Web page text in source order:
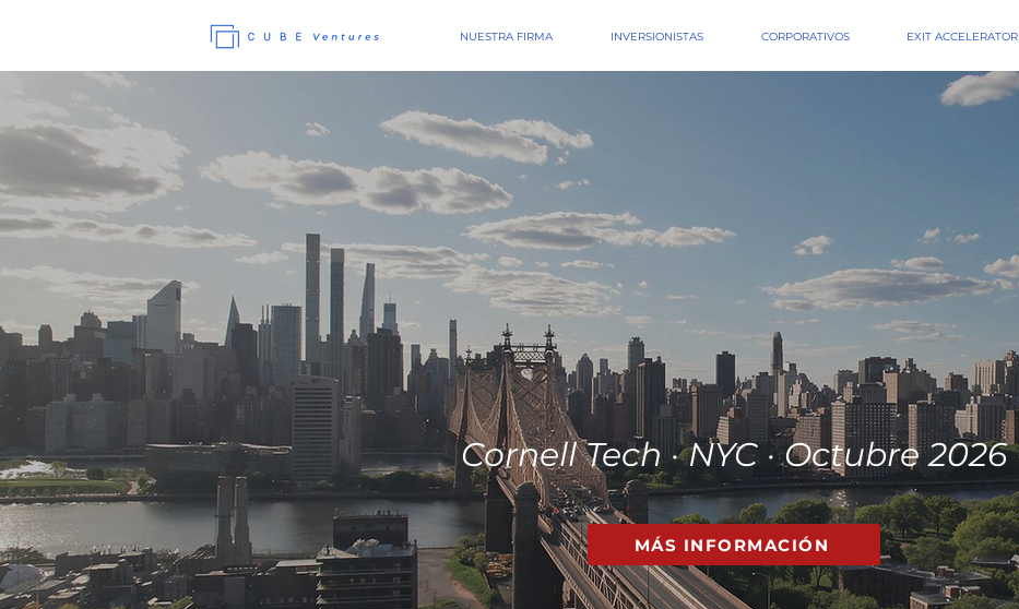
NUESTRA FIRMA INVERSIONISTAS CORPORATIVOS EXIT ACCELERATOR
Cornell Tech · NYC · Octubre 2026
MÁS INFORMACIÓN